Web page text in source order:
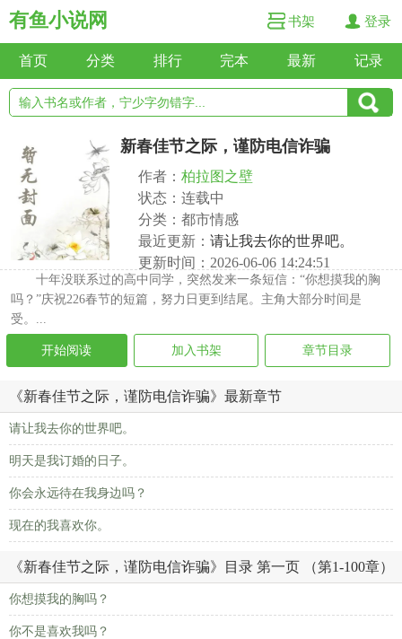
有鱼小说网 书架 登录
首页 分类 排行 完本 最新 记录
新春佳节之际，谨防电信诈骗
作者： 柏拉图之壁
状态：连载中
分类：都市情感
最近更新： 请让我去你的世界吧。
更新时间：2026-06-06 14:24:51
十年没联系过的高中同学，突然发来一条短信：“你想摸我的胸
吗？”庆祝226春节的短篇，努力日更到结尾。主角大部分时间是
受。...
开始阅读 加入书架 章节目录
《新春佳节之际，谨防电信诈骗》最新章节
请让我去你的世界吧。
明天是我订婚的日子。
你会永远待在我身边吗？
现在的我喜欢你。
《新春佳节之际，谨防电信诈骗》目录 第一页 （第1-100章）
你想摸我的胸吗？
你不是喜欢我吗？